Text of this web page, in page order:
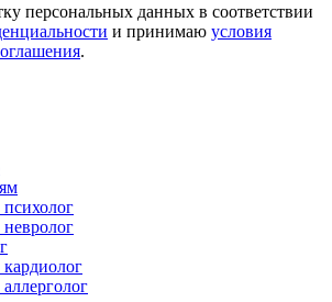
персональных данных в соответствии
и принимаю условия
.